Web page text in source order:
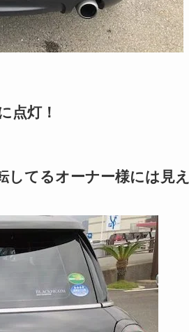
点灯！
てるオーナー様には見え